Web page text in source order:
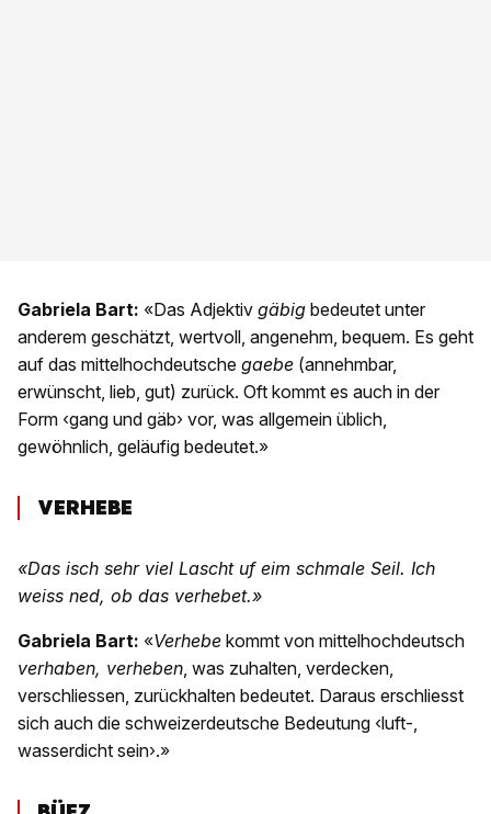
Gabriela Bart: «Das Adjektiv gäbig bedeutet unter
anderem geschätzt, wertvoll, angenehm, bequem. Es geht
auf das mittelhochdeutsche gaebe (annehmbar,
erwünscht, lieb, gut) zurück. Oft kommt es auch in der
Form ‹gang und gäb› vor, was allgemein üblich,
gewöhnlich, geläufig bedeutet.»
VERHEBE
«Das isch sehr viel Lascht uf eim schmale Seil. Ich
weiss ned, ob das verhebet.»
Gabriela Bart: «Verhebe kommt von mittelhochdeutsch
verhaben, verheben, was zuhalten, verdecken,
verschliessen, zurückhalten bedeutet. Daraus erschliesst
sich auch die schweizerdeutsche Bedeutung ‹luft-,
wasserdicht sein›.»